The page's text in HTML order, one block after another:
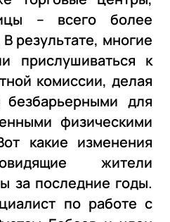
– всего более
результате, многие
прислушиваться к
комиссии, делая
для
физическими
какие изменения
жители
за последние годы.
по работе с